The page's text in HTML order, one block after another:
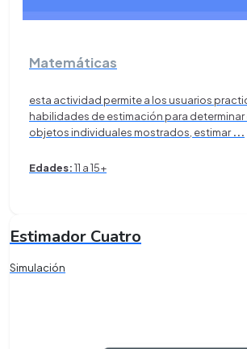
Matemáticas
esta actividad permite a los usuarios
habilidades de estimación para determinar
objetos individuales mostrados, estimar...
Edades:11 a 15+
Estimador Cuatro
Simulación